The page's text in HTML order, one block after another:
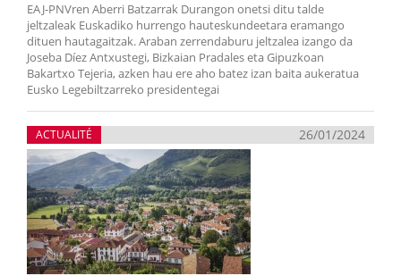
EAJ-PNVren Aberri Batzarrak Durangon onetsi ditu talde
jeltzaleak Euskadiko hurrengo hauteskundeetara eramango
dituen hautagaitzak. Araban zerrendaburu jeltzalea izango da
Joseba Díez Antxustegi, Bizkaian Pradales eta Gipuzkoan
Bakartxo Tejeria, azken hau ere aho batez izan baita aukeratua
Eusko Legebiltzarreko presidentegai
ACTUALITÉ 26/01/2024